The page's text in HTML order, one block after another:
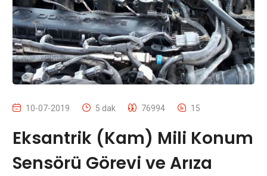
10-07-2019 5 dak 76994 15
Eksantrik (Kam) Mili Konum
Sensörü Görevi ve Arıza